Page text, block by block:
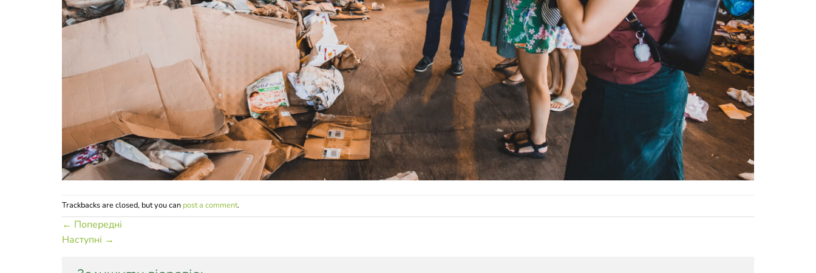
Trackbacks are closed, but you can post a comment.
← Попередні
Наступні →